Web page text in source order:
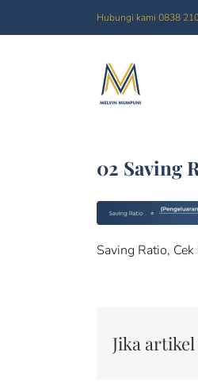
Hubungi kami 0838
02 Saving
Saving Ratio,
Jika